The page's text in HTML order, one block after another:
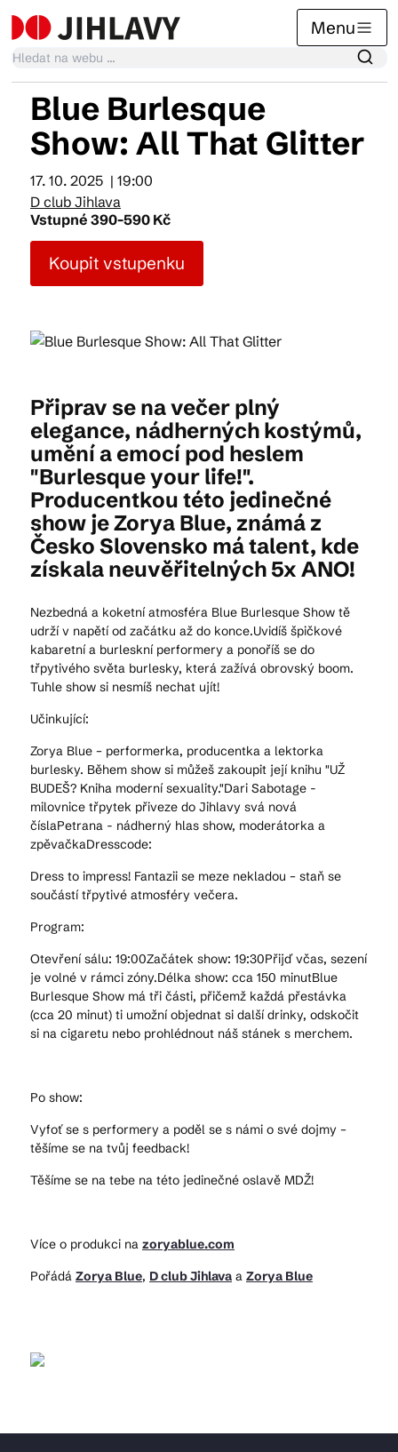
Menu
Kalendář akcí
Tradiční akce
Články
Kam vyrazit
CS EN DE
© 2026 Brána Jihlavy
Blue Burlesque
Show: All That Glitter
17. 10. 2025 | 19:00
D club Jihlava
Vstupné 390-590 Kč
Koupit vstupenku
Připrav se na večer plný
elegance, nádherných kostýmů,
umění a emocí pod heslem
"Burlesque your life!".
Producentkou této jedinečné
show je Zorya Blue, známá z
Česko Slovensko má talent, kde
získala neuvěřitelných 5x ANO!
Nezbedná a koketní atmosféra Blue Burlesque Show tě
udrží v napětí od začátku až do konce.Uvidíš špičkové
kabaretní a burleskní performery a ponoříš se do
třpytivého světa burlesky, která zažívá obrovský boom.
Tuhle show si nesmíš nechat ujít!
Učinkující:
Zorya Blue – performerka, producentka a lektorka
burlesky. Během show si můžeš zakoupit její knihu "UŽ
BUDEŠ? Kniha moderní sexuality."Dari Sabotage -
milovnice třpytek přiveze do Jihlavy svá nová
číslaPetrana - nádherný hlas show, moderátorka a
zpěvačkaDresscode:
Dress to impress! Fantazii se meze nekladou – staň se
součástí třpytivé atmosféry večera.
Program:
Otevření sálu: 19:00Začátek show: 19:30Přijď včas, sezení
je volné v rámci zóny.Délka show: cca 150 minutBlue
Burlesque Show má tři části, přičemž každá přestávka
(cca 20 minut) ti umožní objednat si další drinky, odskočit
si na cigaretu nebo prohlédnout náš stánek s merchem.
Po show:
Vyfoť se s performery a poděl se s námi o své dojmy –
těšíme se na tvůj feedback!
Těšíme se na tebe na této jedinečné oslavě MDŽ!
Více o produkci na zoryablue.com
Pořádá Zorya Blue, D club Jihlava a Zorya Blue